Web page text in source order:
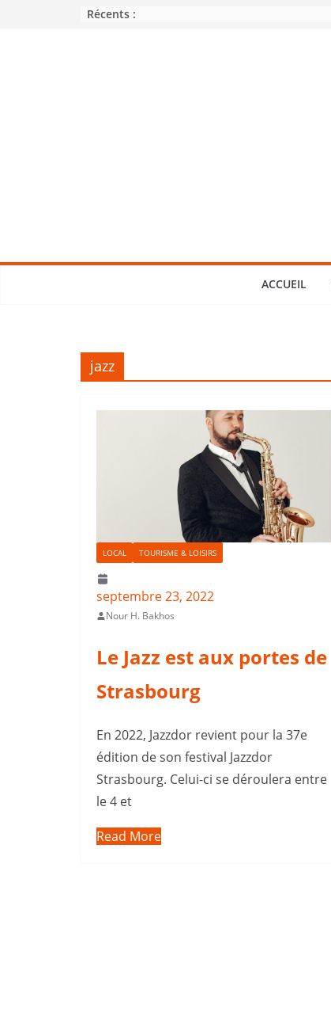
Récents :
ACCUEIL
jazz
LOCAL TOURISME & LOISIRS
septembre 23, 2022
Nour H. Bakhos
Le Jazz est aux portes de
Strasbourg
En 2022, Jazzdor revient pour la 37e
édition de son festival Jazzdor
Strasbourg. Celui-ci se déroulera entre
le 4 et
Read More